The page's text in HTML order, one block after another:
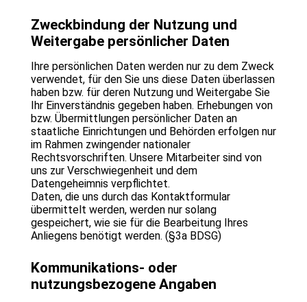
Zweckbindung der Nutzung und
Weitergabe persönlicher Daten
Ihre persönlichen Daten werden nur zu dem Zweck
verwendet, für den Sie uns diese Daten überlassen
haben bzw. für deren Nutzung und Weitergabe Sie
Ihr Einverständnis gegeben haben. Erhebungen von
bzw. Übermittlungen persönlicher Daten an
staatliche Einrichtungen und Behörden erfolgen nur
im Rahmen zwingender nationaler
Rechtsvorschriften. Unsere Mitarbeiter sind von
uns zur Verschwiegenheit und dem
Datengeheimnis verpflichtet.
Daten, die uns durch das Kontaktformular
übermittelt werden, werden nur solang
gespeichert, wie sie für die Bearbeitung Ihres
Anliegens benötigt werden. (§3a BDSG)
Kommunikations- oder
nutzungsbezogene Angaben